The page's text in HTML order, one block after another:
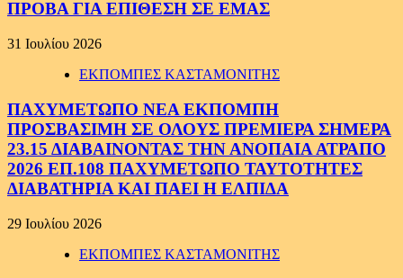
ΠΡΟΒΑ ΓΙΑ ΕΠΙΘΕΣΗ ΣΕ ΕΜΑΣ
31 Ιουλίου 2026
ΕΚΠΟΜΠΕΣ ΚΑΣΤΑΜΟΝΙΤΗΣ
ΠΑΧΥΜΕΤΩΠΟ ΝΕΑ ΕΚΠΟΜΠΗ
ΠΡΟΣΒΑΣΙΜΗ ΣΕ ΟΛΟΥΣ ΠΡΕΜΙΕΡΑ ΣΗΜΕΡΑ
23.15 ΔΙΑΒΑΙΝΟΝΤΑΣ ΤΗΝ ΑΝΟΠΑΙΑ ΑΤΡΑΠΟ
2026 ΕΠ.108 ΠΑΧΥΜΕΤΩΠΟ ΤΑΥΤΟΤΗΤΕΣ
ΔΙΑΒΑΤΗΡΙΑ ΚΑΙ ΠΑΕΙ Η ΕΛΠΙΔΑ
29 Ιουλίου 2026
ΕΚΠΟΜΠΕΣ ΚΑΣΤΑΜΟΝΙΤΗΣ